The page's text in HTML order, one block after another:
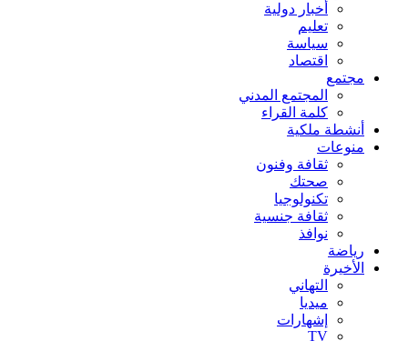
أخبار دولية
تعليم
سياسة
اقتصاد
مجتمع
المجتمع المدني
كلمة القراء
أنشطة ملكية
منوعات
ثقافة وفنون
صحتك
تكنولوجيا
ثقافة جنسية
نوافذ
رياضة
الأخيرة
التهاني
ميديا
إشهارات
TV